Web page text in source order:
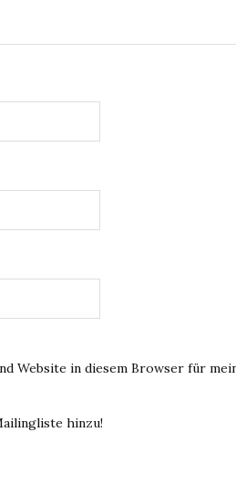
Website in diesem Browser für
hinzu!